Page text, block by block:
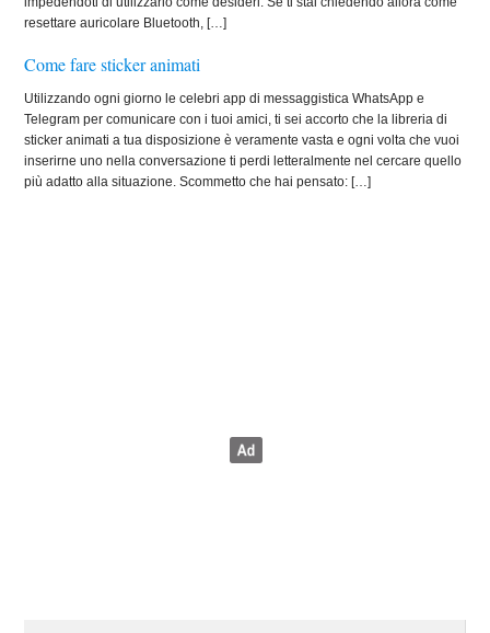
resettare auricolare Bluetooth, […]
Come fare sticker animati
Utilizzando ogni giorno le celebri app di messaggistica WhatsApp e
Telegram per comunicare con i tuoi amici, ti sei accorto che la libreria di
sticker animati a tua disposizione è veramente vasta e ogni volta che vuoi
inserirne uno nella conversazione ti perdi letteralmente nel cercare quello
più adatto alla situazione. Scommetto che hai pensato: […]